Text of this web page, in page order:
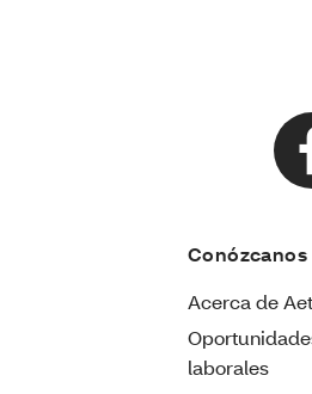
Conózcanos
Acerca de
laborales